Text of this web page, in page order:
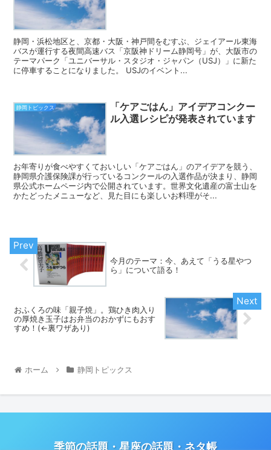
静岡・浜松地区と、京都・大阪・神戸間をむすぶ、ジェイアール東海
バスが運行する夜間高速バス「京阪神ドリーム静岡号」が、大阪市の
テーマパーク「ユニバーサル・スタジオ・ジャパン（USJ）」に新た
に停車することになりました。 USJのイベント...
静岡トピックス
「ケアごはん」アイデアコンクー
ル入選レシピが発表されています
お年寄りが食べやすくておいしい「ケアごはん」のアイデアを競う、
静岡県介護保険課が行っているコンクールの入選作品が決まり、静岡
県公式ホームページ内で公開されています。世界文化遺産の富士山を
かたどったメニューなど、見た目にも楽しいお料理がそ...
今月のテーマ：今、あえて「うる星やつ
ら」について語る！
おふくろの味「親子焼」。鶏ひき肉入り
の厚焼き玉子はお弁当のおかずにもおす
すめ！(←裏ワザあり)
ホーム 静岡トピックス
季節の話題・星座の話題・ネタ帳